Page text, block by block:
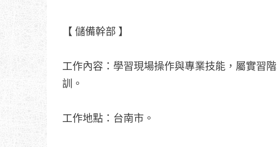
【 儲備幹部 】
工作內容：學習現場操作與專業技能，屬實習
訓。
工作地點：台南市。